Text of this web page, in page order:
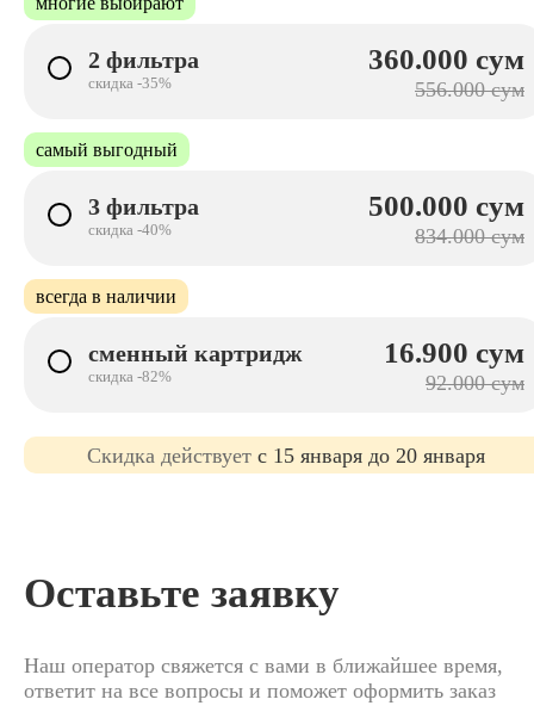
2 фильтра
скидка -35%
360.000 сум
556.000 сум
самый выгодный
3 фильтра
скидка -40%
500.000 сум
834.000 сум
всегда в наличии
сменный картридж
скидка -82%
16.900 сум
92.000 сум
Cкидка действует с 15 января до 20 января
Оставьте заявку
Наш оператор свяжется с вами в ближайшее время,
ответит на все вопросы и поможет оформить заказ